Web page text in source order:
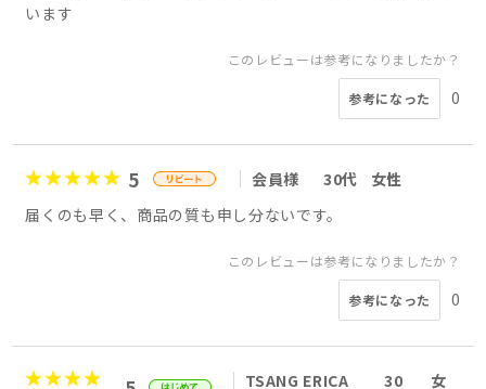
います
このレビューは参考になりましたか？
参考になった 0
5 会員様 30代
女性
届くのも早く、商品の質も申し分ないです。
このレビューは参考になりましたか？
参考になった 0
TSANG ERICA 30 女